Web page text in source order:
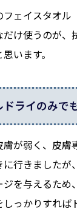
ェイスタオル
け使うのが、
います。
ライのみで
が弱く、皮膚
行きましたが
ジを与えるため
っかりすれば